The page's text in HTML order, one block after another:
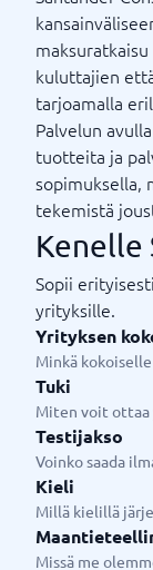
kuluttajien
tarjoamalla
Palvelun
tuotteita ja
sopimuksella,
tekemistä
Kenelle
Sopii
yrityksille.
Yrityksen
Minkä
Tuki
Miten voit
Testijakso
Voinko saada
Kieli
Millä kielillä
Missä me